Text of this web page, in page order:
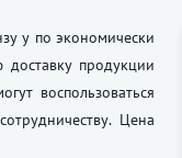
у по экономически
доставку продукции
воспользоваться
Цена